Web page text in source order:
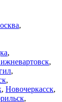
,
,
,
,
,
, Новочеркасск,
,